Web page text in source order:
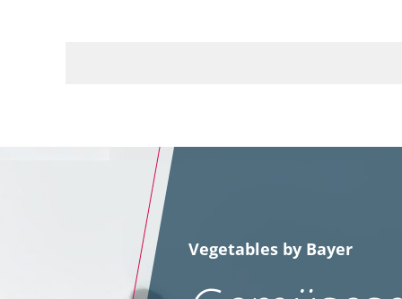
Vegetables by Bayer